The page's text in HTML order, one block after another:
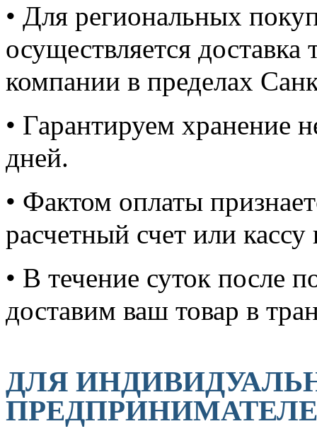
• Для региональных
осуществляется
компании в пределах
• Гарантируем хранение
дней.
• Фактом оплаты
расчетный счет или
• В течение суток после
доставим ваш товар в
ДЛЯ